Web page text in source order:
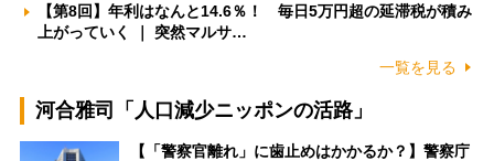
【第8回】年利はなんと14.6％！ 毎日5万円超の延滞税が積み
上がっていく ｜ 突然マルサ…
一覧を見る
河合雅司「人口減少ニッポンの活路」
【「警察官離れ」に歯止めはかかるか？】警察庁